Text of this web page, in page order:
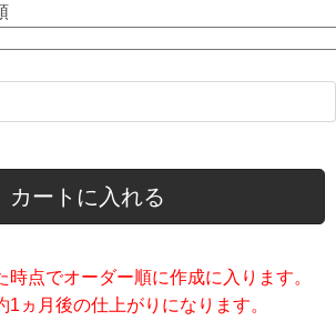
カートに入れる
時点でオーダー順に作成に入ります。
1ヵ月後の仕上がりになります。